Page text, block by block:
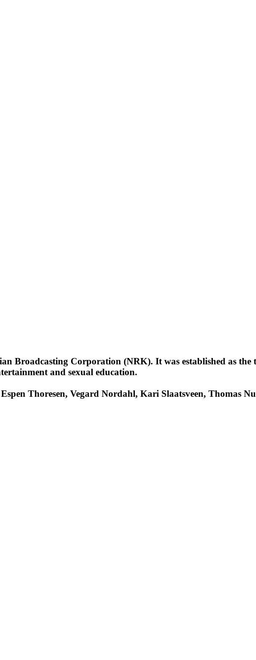
Broadcasting Corporation (NRK). It was established as
and sexual education.
Thoresen, Vegard Nordahl, Kari Slaatsveen, Thomas